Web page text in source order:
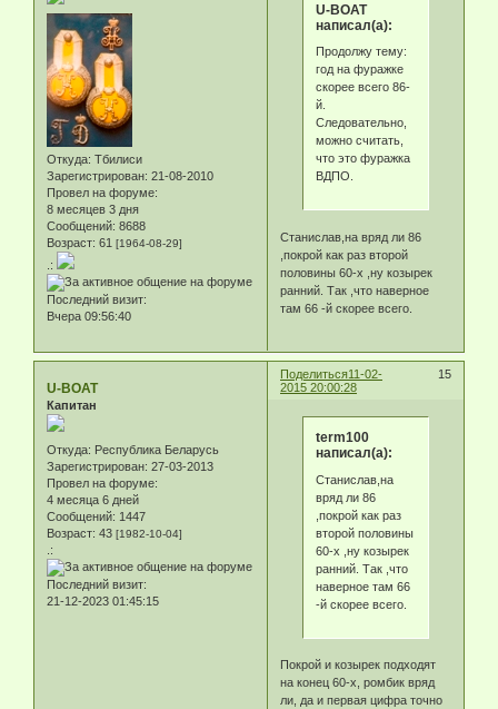
Откуда: Тбилиси
Зарегистрирован: 21-08-2010
Провел на форуме:
8 месяцев 3 дня
Сообщений: 8688
Возраст: 61 [1964-08-29]
.:
Последний визит:
Вчера 09:56:40
U-BOAT
написал(а):
Продолжу тему:
год на фуражке
скорее всего 86-
й.
Следовательно,
можно считать,
что это фуражка
ВДПО.
Станислав,на вряд ли 86
,покрой как раз второй
половины 60-х ,ну козырек
ранний. Так ,что наверное
там 66 -й скорее всего.
Поделиться 15
11-02-
2015 20:00:28
U-BOAT
Капитан
Откуда: Республика Беларусь
Зарегистрирован: 27-03-2013
Провел на форуме:
4 месяца 6 дней
Сообщений: 1447
Возраст: 43 [1982-10-04]
.:
Последний визит:
21-12-2023 01:45:15
term100
написал(а):
Станислав,на
вряд ли 86
,покрой как раз
второй половины
60-х ,ну козырек
ранний. Так ,что
наверное там 66
-й скорее всего.
Покрой и козырек подходят
на конец 60-х, ромбик вряд
ли, да и первая цифра точно